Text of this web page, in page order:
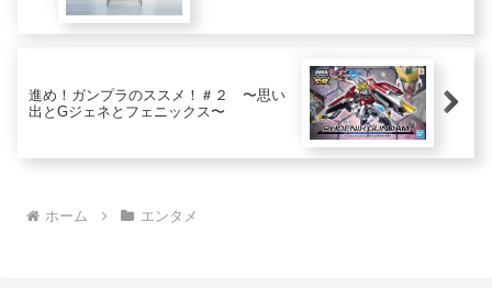
進め！ガンプラのススメ！＃２ 〜思い
出とGジェネとフェニックス〜
ホーム エンタメ